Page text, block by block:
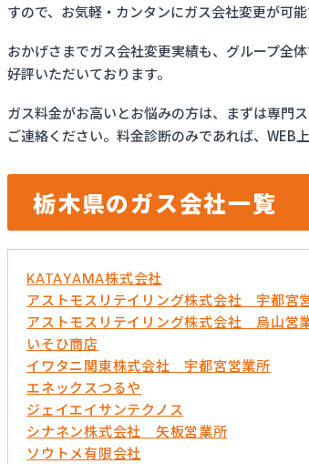
すので、お気軽・カンタンにガス会社変更が可能
おかげさまでガス会社変更実績も、グループ全
好評いただいております。
ガス料金がお高いとお悩みの方は、まずは専門
ご連絡ください。料金診断のみであれば、WEB
栃木県のガス会社一覧
KATAYAMA株式会社
アストモスリテイリング株式会社 宇都宮
アストモスリテイリング株式会社 烏山営
いそひ商店
イワタニ関東株式会社 宇都宮営業所
エネックスつるや
ジェイエイサンテクノス
シナネン株式会社 矢板営業所
ソウトメ有限会社